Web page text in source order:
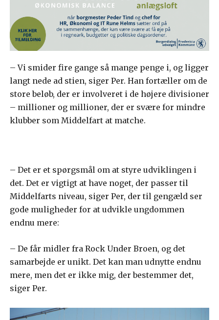
– Vi smider fire gange så mange penge i, og ligger
langt nede ad stien, siger Per. Han fortæller om de
store beløb, der er involveret i de højere divisioner
– millioner og millioner, der er svære for mindre
klubber som Middelfart at matche.
– Det er et spørgsmål om at styre udviklingen i
det. Det er vigtigt at have noget, der passer til
Middelfarts niveau, siger Per, der til gengæld ser
gode muligheder for at udvikle ungdommen
endnu mere:
– De får midler fra Rock Under Broen, og det
samarbejde er unikt. Det kan man udnytte endnu
mere, men det er ikke mig, der bestemmer det,
siger Per.